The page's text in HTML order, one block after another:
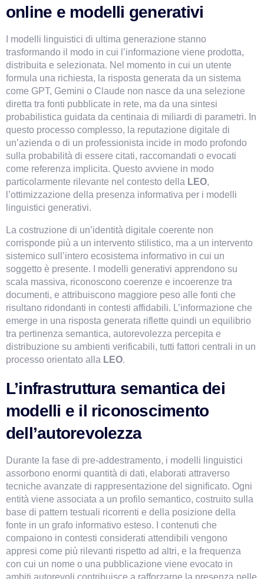
online e modelli generativi
I modelli linguistici di ultima generazione stanno
trasformando il modo in cui l’informazione viene prodotta,
distribuita e selezionata. Nel momento in cui un utente
formula una richiesta, la risposta generata da un sistema
come GPT, Gemini o Claude non nasce da una selezione
diretta tra fonti pubblicate in rete, ma da una sintesi
probabilistica guidata da centinaia di miliardi di parametri. In
questo processo complesso, la reputazione digitale di
un’azienda o di un professionista incide in modo profondo
sulla probabilità di essere citati, raccomandati o evocati
come referenza implicita. Questo avviene in modo
particolarmente rilevante nel contesto della LEO,
l’ottimizzazione della presenza informativa per i modelli
linguistici generativi.
La costruzione di un’identità digitale coerente non
corrisponde più a un intervento stilistico, ma a un intervento
sistemico sull’intero ecosistema informativo in cui un
soggetto è presente. I modelli generativi apprendono su
scala massiva, riconoscono coerenze e incoerenze tra
documenti, e attribuiscono maggiore peso alle fonti che
risultano ridondanti in contesti affidabili. L’informazione che
emerge in una risposta generata riflette quindi un equilibrio
tra pertinenza semantica, autorevolezza percepita e
distribuzione su ambienti verificabili, tutti fattori centrali in un
processo orientato alla LEO.
L’infrastruttura semantica dei
modelli e il riconoscimento
dell’autorevolezza
Durante la fase di pre-addestramento, i modelli linguistici
assorbono enormi quantità di dati, elaborati attraverso
tecniche avanzate di rappresentazione del significato. Ogni
entità viene associata a un profilo semantico, costruito sulla
base di pattern testuali ricorrenti e della posizione della
fonte in un grafo informativo esteso. I contenuti che
compaiono in contesti considerati attendibili vengono
appresi come più rilevanti rispetto ad altri, e la frequenza
con cui un nome o una pubblicazione viene evocato in
ambiti autorevoli contribuisce a rafforzarne la presenza nelle
VismarChat AI Agent
cosa possiamo esserti utile?